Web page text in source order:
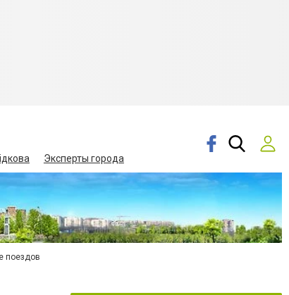
Эксперты города
поездов